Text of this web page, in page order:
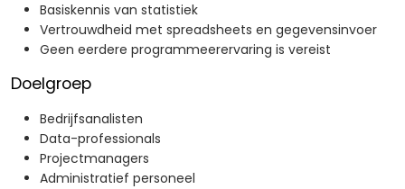
Basiskennis van statistiek
Vertrouwdheid met spreadsheets en gegevensinvoer
Geen eerdere programmeerervaring is vereist
Doelgroep
Bedrijfsanalisten
Data-professionals
Projectmanagers
Administratief personeel